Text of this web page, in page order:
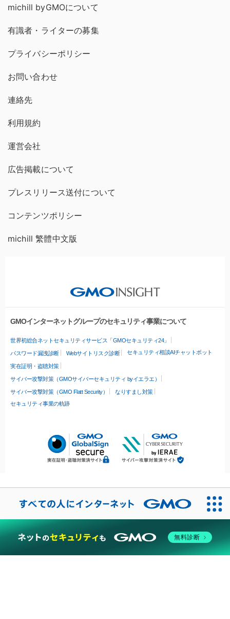
michill byGMOについて
有識者・ライターの募集
プライバシーポリシー
お問い合わせ
連絡先
利用規約
運営会社
広告掲載について
プレスリリース送付について
コンテンツポリシー
michill 繁體中文版
GMOインターネットグループのセキュリティ事業について
世界初総合ネットセキュリティサービス「GMOセキュリティ24」
パスワード漏洩診断 Webサイトリスク診断 セキュリティ相談AIチャットボット
実在証明・盗聴対策
サイバー攻撃対策（GMOサイバーセキュリティ byイエラエ）
サイバー攻撃対策（GMO Flatt Security）
なりすまし対策
セキュリティ事業の軌跡
無料診断